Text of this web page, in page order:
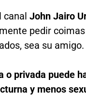
canal John Jairo
pedir
sea su amigo.
o privada puede
y menos